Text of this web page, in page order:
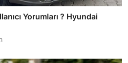
Yorumları ? Hyundai